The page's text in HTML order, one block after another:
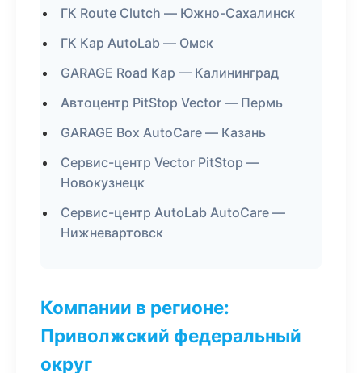
ГК Route Clutch — Южно-Сахалинск
ГК Кар AutoLab — Омск
GARAGE Road Кар — Калининград
Автоцентр PitStop Vector — Пермь
GARAGE Box AutoCare — Казань
Сервис-центр Vector PitStop —
Новокузнецк
Сервис-центр AutoLab AutoCare —
Нижневартовск
Компании в регионе:
Приволжский федеральный
округ